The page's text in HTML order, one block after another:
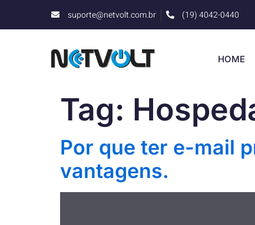
suporte@netvolt.com.br (19) 4042-0440
HOME
Tag:
Por que ter e-mail
vantagens.